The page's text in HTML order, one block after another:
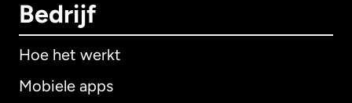
Bedrijf
Hoe het werkt
Mobiele apps